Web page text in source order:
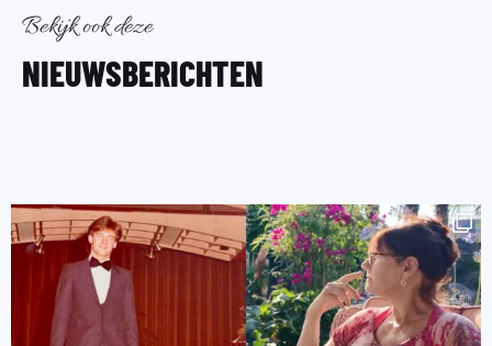
Bekijk ook deze
NIEUWSBERICHTEN